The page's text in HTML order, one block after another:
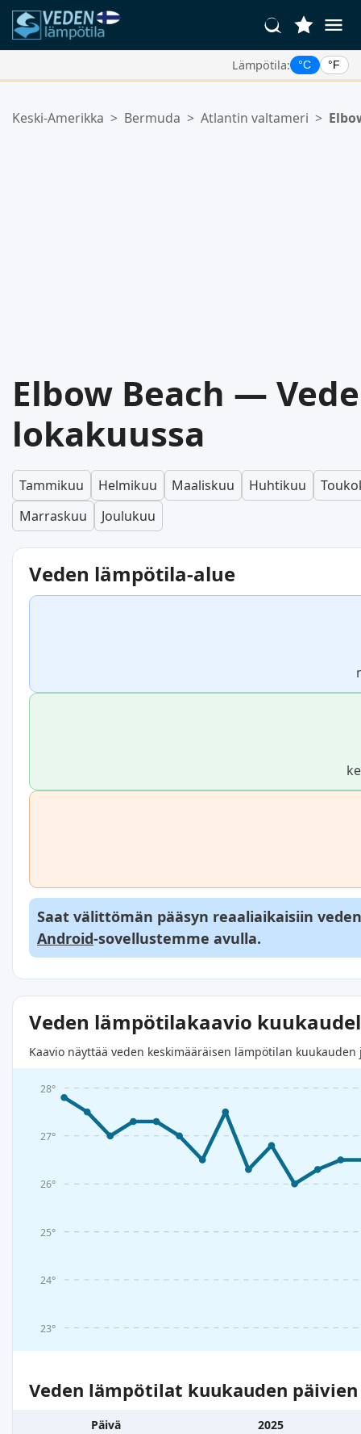
Lämpötila: °C °F
Suosikkilistasi on tyhjä.
Keski-Amerikka > Bermuda > Atlantin valtameri >
Elbow Beach —
lokakuussa
Tammikuu Helmikuu Maaliskuu Huhtikuu
Marraskuu
Joulukuu
Veden lämpötila-alue
Saat välittömän pääsyn reaaliaikaisiin
Android-sovellustemme avulla.
Veden lämpötilakaavio
Kaavio näyttää veden keskimääräisen lämpötilan
23°
24°
25°
26°
27°
28°
Veden lämpötilat kuukauden
Päivä
2025